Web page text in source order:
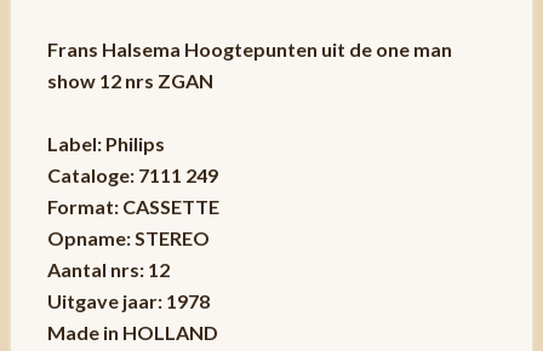
Frans Halsema Hoogtepunten uit de one man
show 12 nrs ZGAN
Label: Philips
Cataloge: 7111 249
Format: CASSETTE
Opname: STEREO
Aantal nrs: 12
Uitgave jaar: 1978
Made in HOLLAND